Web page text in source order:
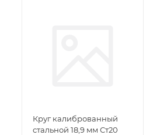
Круг калиброванный
стальной 18,9 мм Ст20